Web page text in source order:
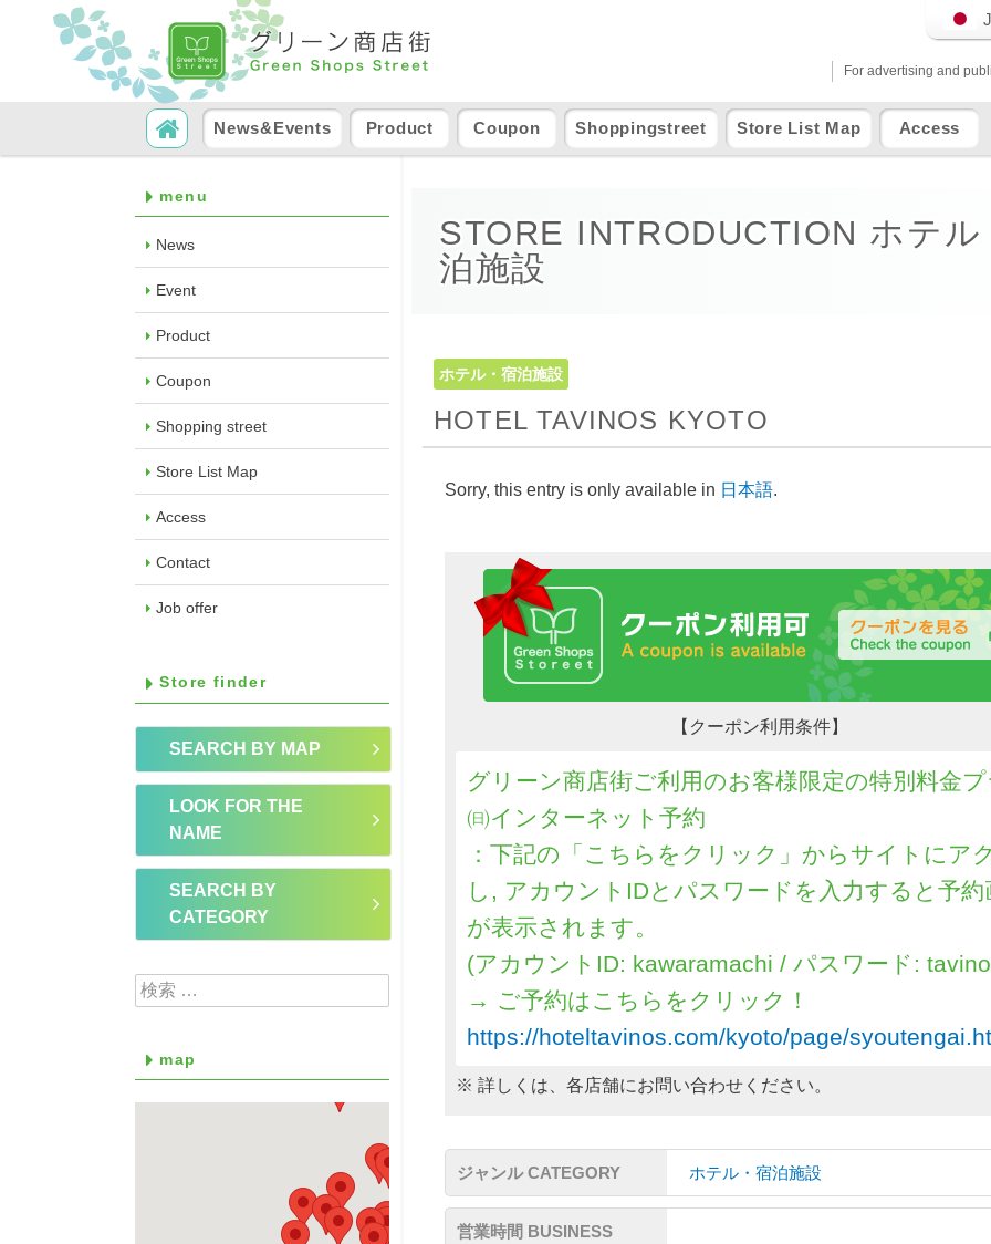
For advertising and
Search SKIP TO CONTENT
News&Events Product Coupon Shoppingstreet Store List Map Access
STORE INTRODUCTION ホテル
泊施設
ホテル・宿泊施設
HOTEL TAVINOS KYOTO
Sorry, this entry is only available in 日本語.
【クーポン利用条件】
グリーン商店街ご利用のお客様限定の特別料金
㈰インターネット予約
：下記の「こちらをクリック」からサイトにア
し, アカウントIDとパスワードを入力すると予約
が表示されます。
(アカウントID: kawaramachi / パスワード:
→ ご予約はこちらをクリック！
https://hoteltavinos.com/kyoto/page/
※ 詳しくは、各店舗にお問い合わせください。
ジャンル CATEGORY ホテル・宿泊施設
営業時間 BUSINESS
menu
News
Event
Product
Coupon
Shopping street
Store List Map
Access
Contact
Job offer
Store finder
SEARCH BY MAP
LOOK FOR THE
NAME
SEARCH BY
CATEGORY
検索:
map